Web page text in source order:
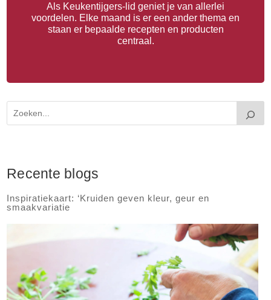
Als Keukentijgers-lid geniet je van allerlei
voordelen. Elke maand is er een ander thema en
staan er bepaalde recepten en producten
centraal.
Recente blogs
Inspiratiekaart: ‘Kruiden geven kleur, geur en
smaakvariatie